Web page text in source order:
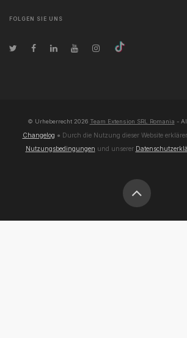
FOLGEN SIE UNS
© Urheberrecht 2026 Team Extension SRL Romania -
Changelog ● Durch die Nutzung dieser Website
Nutzungsbedingungen und unserer